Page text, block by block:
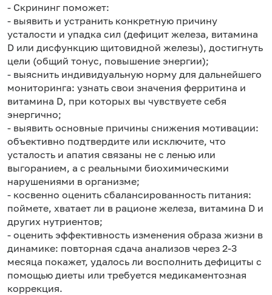
- Скрининг поможет:
- выявить и устранить конкретную причину
усталости и упадка сил (дефицит железа, витамина
D или дисфункцию щитовидной железы), достигнуть
цели (общий тонус, повышение энергии);
- выяснить индивидуальную норму для дальнейшего
мониторинга: узнать свои значения ферритина и
витамина D, при которых вы чувствуете себя
энергично;
- выявить основные причины снижения мотивации:
объективно подтвердите или исключите, что
усталость и апатия связаны не с ленью или
выгоранием, а с реальными биохимическими
нарушениями в организме;
- косвенно оценить сбалансированность питания:
поймете, хватает ли в рационе железа, витамина D и
других нутриентов;
- оценить эффективность изменения образа жизни в
динамике: повторная сдача анализов через 2-3
месяца покажет, удалось ли восполнить дефициты с
помощью диеты или требуется медикаментозная
коррекция.